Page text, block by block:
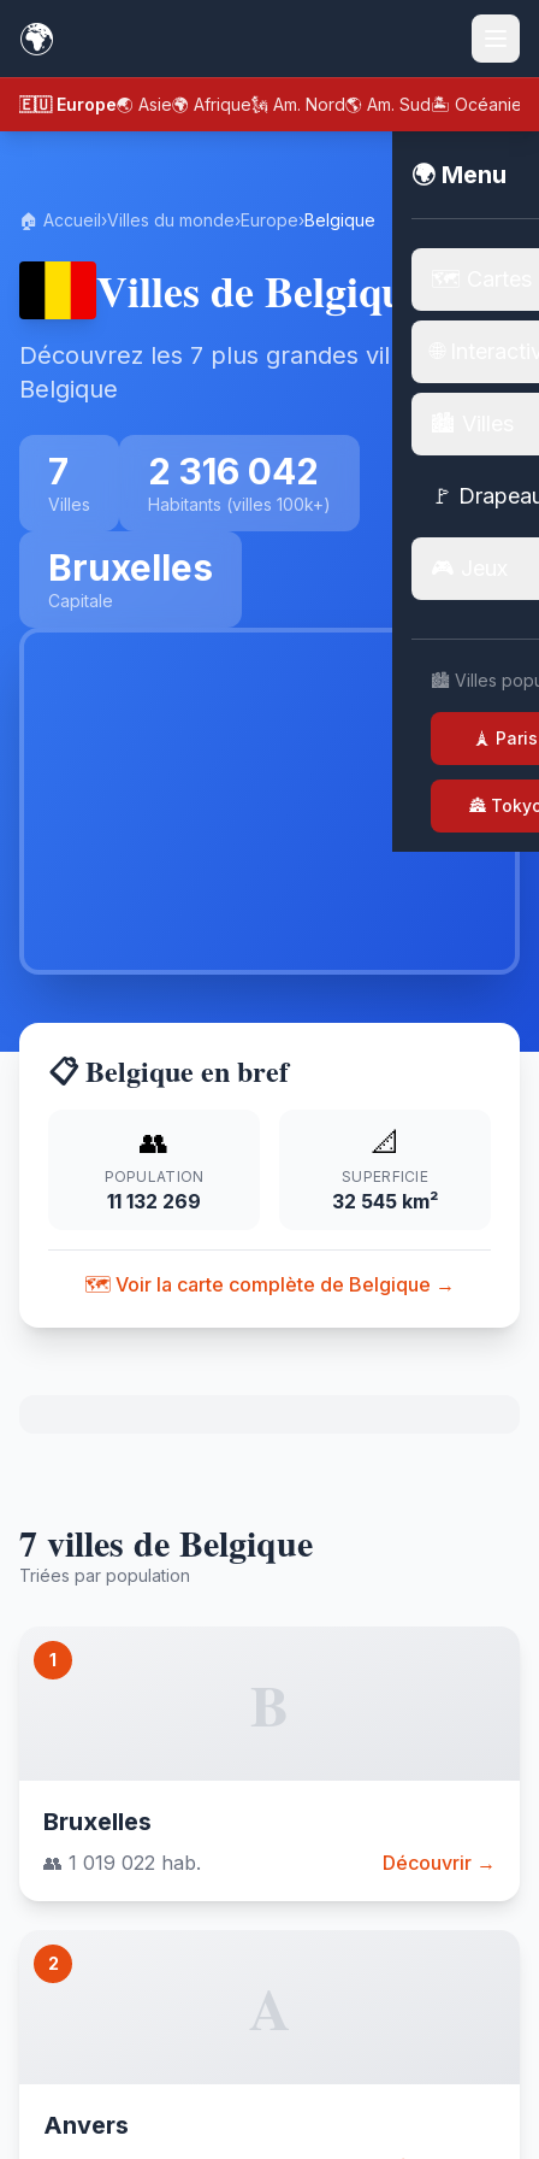
🌍
🇪🇺 Europe🌏 Asie🌍 Afrique🗽 Am. Nord🌎 Am. Sud🏝️ Océanie
🌍 Menu
🚩
🏙️ Villes
🗼 Paris
🏯
🏠 Accueil›Villes du monde›Europe›Belgique
Villes de Belgique
Découvrez les 7 plus grandes villes de
Belgique
7
Villes
2 316 042
Habitants (villes 100k+)
Bruxelles
Capitale
📋 Belgique en bref
👥
POPULATION
11 132 269
📐
SUPERFICIE
32 545 km²
🗺️ Voir la carte complète de Belgique →
7 villes de Belgique
Triées par population
1
B
Bruxelles
👥 1 019 022 hab. Découvrir →
2
A
Anvers